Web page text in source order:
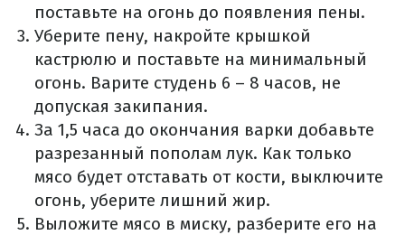
поставьте на огонь до появления пены.
Уберите пену, накройте крышкой
кастрюлю и поставьте на минимальный
огонь. Варите студень 6 – 8 часов, не
допуская закипания.
За 1,5 часа до окончания варки добавьте
разрезанный пополам лук. Как только
мясо будет отставать от кости, выключите
огонь, уберите лишний жир.
Выложите мясо в миску, разберите его на